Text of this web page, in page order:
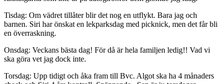
Tisdag: Om vädret tillåter blir det nog en utflykt. Bara jag och
barnen. Siri har önskat en lekparksdag med picknick, men det får bli
en överraskning.
Onsdag: Veckans bästa dag! För då är hela familjen ledig!! Vad vi
ska göra vet jag dock inte.
Torsdag: Upp tidigt och åka fram till Bvc. Algot ska ha 4 månaders